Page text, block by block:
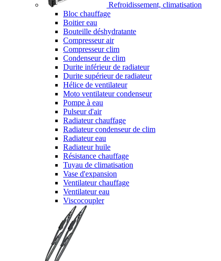
Refroidissement, climatisation
Bloc chauffage
Boitier eau
Bouteille déshydratante
Compresseur air
Compresseur clim
Condenseur de clim
Durite inférieur de radiateur
Durite supérieur de radiateur
Hélice de ventilateur
Moto ventilateur condenseur
Pompe à eau
Pulseur d'air
Radiateur chauffage
Radiateur condenseur de clim
Radiateur eau
Radiateur huile
Résistance chauffage
Tuyau de climatisation
Vase d'expansion
Ventilateur chauffage
Ventilateur eau
Viscocoupler